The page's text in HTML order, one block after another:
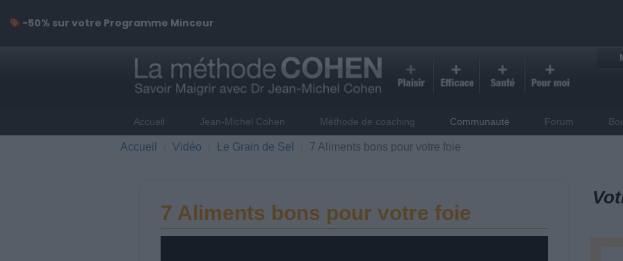
Accueil Jean-Michel Cohen Méthode de coaching Communauté Forum
Accueil Vidéo Le Grain de Sel 7 Aliments bons pour votre foie
7 Aliments bons pour votre foie
-50% sur votre Programme Minceur